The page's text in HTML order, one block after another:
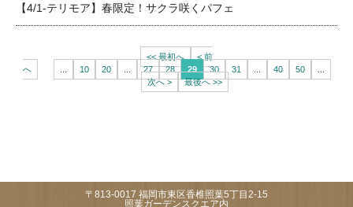
【4/1-テリモア】春限定！サクラ咲くパフェ
<< 最初へ
< 前
へ
10 20 27 28 29 30 31 40 50
次へ >
最後へ >>
〒813-0017 福岡市東区香椎照葉5丁目2-15
照葉ガーデンスクエア内